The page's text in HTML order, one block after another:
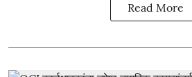
Read More